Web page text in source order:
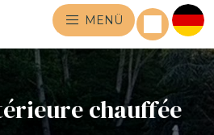
MENÜ
chauffée